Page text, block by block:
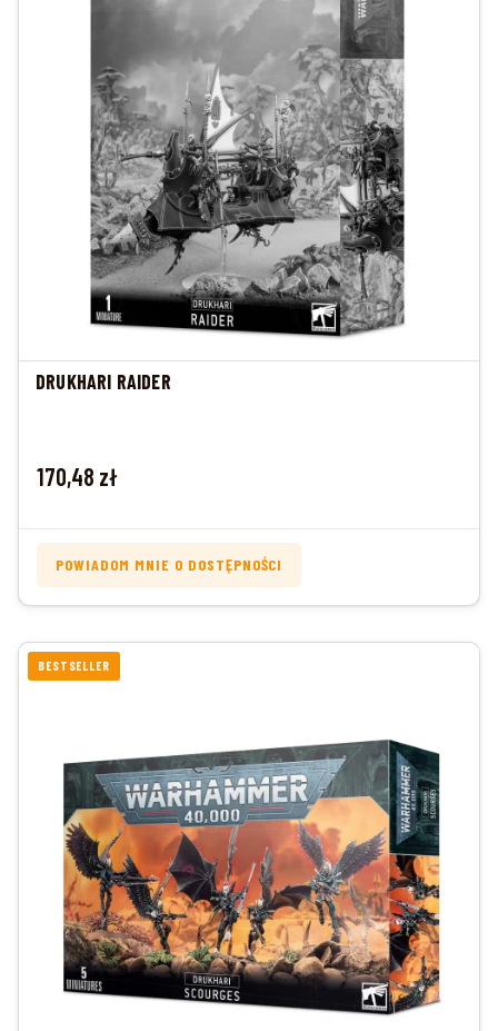
DRUKHARI RAIDER
Cena
170,48 zł
POWIADOM MNIE O DOSTĘPNOŚCI
BESTSELLER